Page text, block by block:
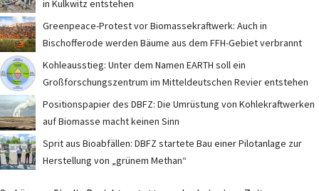
in Kulkwitz entstehen
Greenpeace-Protest vor Biomassekraftwerk: Auch in
Bischofferode werden Bäume aus dem FFH-Gebiet verbrannt
Kohleausstieg: Unter dem Namen EARTH soll ein
Großforschungszentrum im Mitteldeutschen Revier entstehen
Positionspapier des DBFZ: Die Umrüstung von Kohlekraftwerken
auf Biomasse macht keinen Sinn
Sprit aus Bioabfällen: DBFZ startete Bau einer Pilotanlage zur
Herstellung von „grünem Methan“